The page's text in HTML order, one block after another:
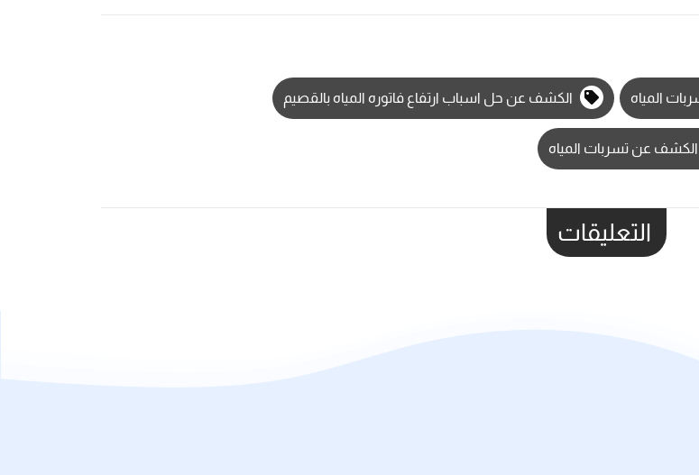
المياه الكشف عن حل اسباب ارتفاع فاتوره المياه بالقصيم
عن تسربات المياه
التعليقات